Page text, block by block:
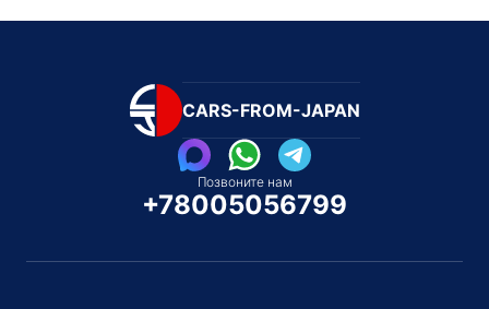
CARS-FROM-JAPAN
Позвоните нам
+78005056799